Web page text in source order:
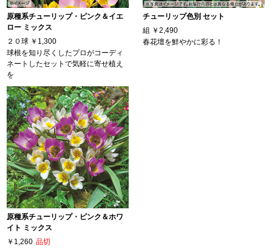
原種系チューリップ・ピンク＆イエ
ロー ミックス
２０球 ￥1,300
球根を知り尽くしたプロがコーディ
ネートしたセットで気軽に寄せ植え
を
チューリップ色別 セット
組 ￥2,490
春花壇を鮮やかに彩る！
原種系チューリップ・ピンク＆ホワ
イト ミックス
￥1,260 品切